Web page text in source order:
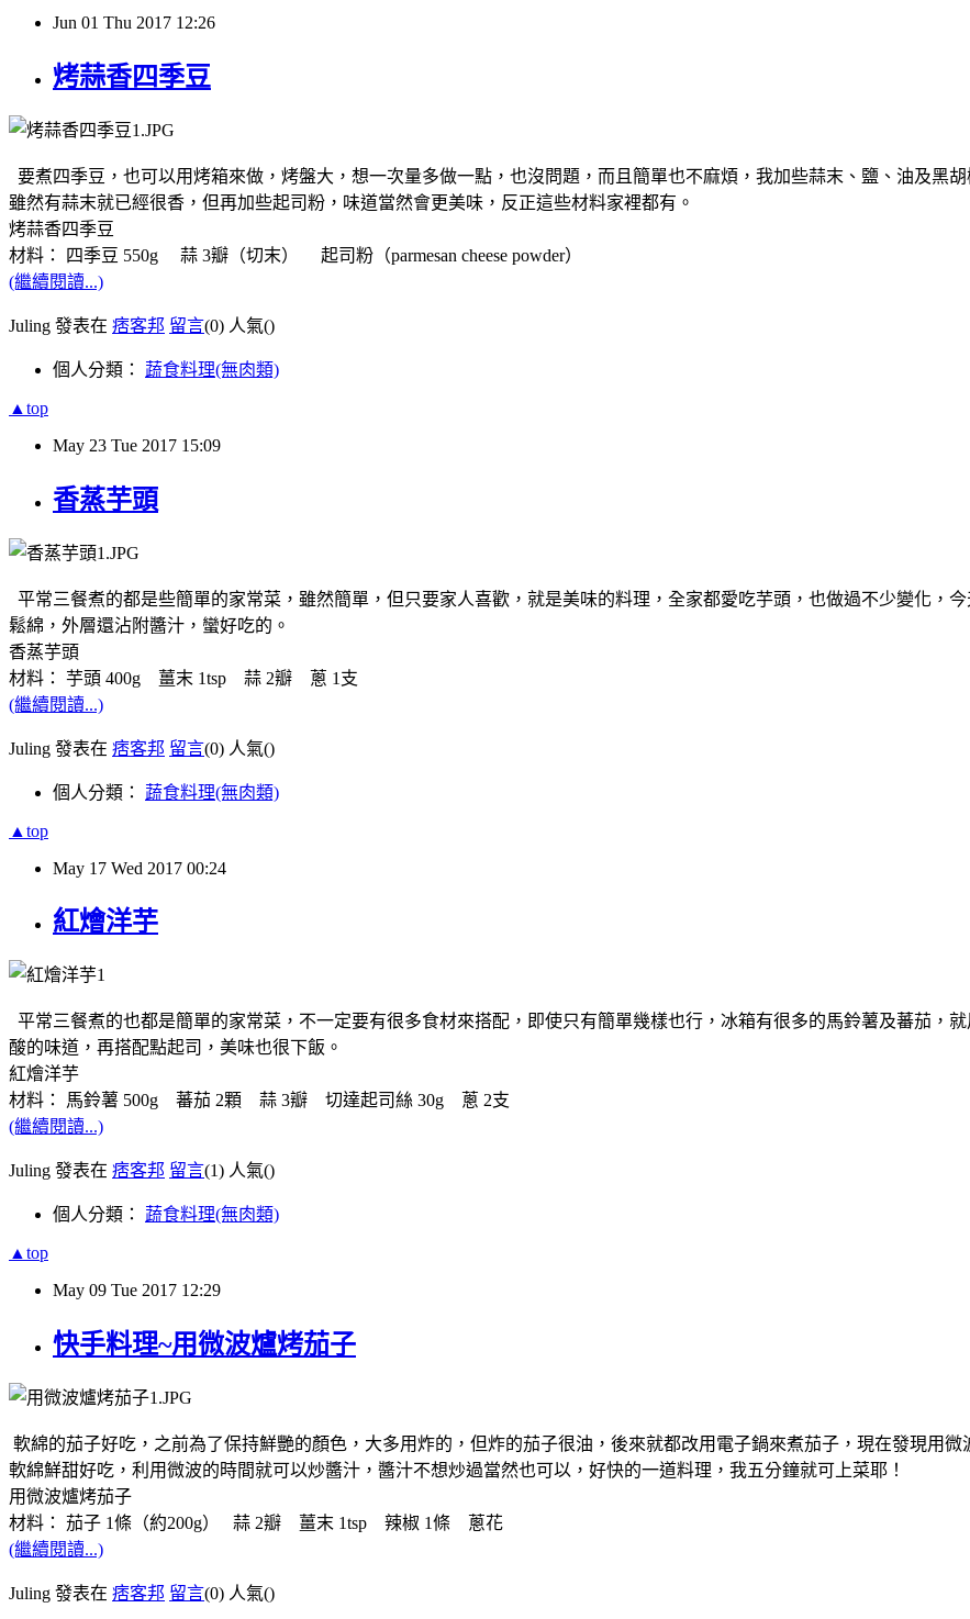
Jun 01 Thu 2017 12:26
烤蒜香四季豆
要煮四季豆，也可以用烤箱來做，烤盤大，想一次量多做一點，也沒問題，而且簡單也不麻煩，我加些蒜末、鹽、油及黑
雖然有蒜末就已經很香，但再加些起司粉，味道當然會更美味，反正這些材料家裡都有。
烤蒜香四季豆
材料： 四季豆 550g 蒜 3瓣（切末） 起司粉（parmesan cheese powder）
(繼續閱讀...)
Juling 發表在 痞客邦 留言(0) 人氣()
個人分類： 蔬食料理(無肉類)
▲top
May 23 Tue 2017 15:09
香蒸芋頭
平常三餐煮的都是些簡單的家常菜，雖然簡單，但只要家人喜歡，就是美味的料理，全家都愛吃芋頭，也做過不少變化，
鬆綿，外層還沾附醬汁，蠻好吃的。
香蒸芋頭
材料： 芋頭 400g 薑末 1tsp 蒜 2瓣 蔥 1支
(繼續閱讀...)
Juling 發表在 痞客邦 留言(0) 人氣()
個人分類： 蔬食料理(無肉類)
▲top
May 17 Wed 2017 00:24
紅燴洋芋
平常三餐煮的也都是簡單的家常菜，不一定要有很多食材來搭配，即使只有簡單幾樣也行，冰箱有很多的馬鈴薯及蕃茄，
酸的味道，再搭配點起司，美味也很下飯。
紅燴洋芋
材料： 馬鈴薯 500g 蕃茄 2顆 蒜 3瓣 切達起司絲 30g 蔥 2支
(繼續閱讀...)
Juling 發表在 痞客邦 留言(1) 人氣()
個人分類： 蔬食料理(無肉類)
▲top
May 09 Tue 2017 12:29
快手料理~用微波爐烤茄子
軟綿的茄子好吃，之前為了保持鮮艷的顏色，大多用炸的，但炸的茄子很油，後來就都改用電子鍋來煮茄子，現在發現用
軟綿鮮甜好吃，利用微波的時間就可以炒醬汁，醬汁不想炒過當然也可以，好快的一道料理，我五分鐘就可上菜耶！
用微波爐烤茄子
材料： 茄子 1條（約200g） 蒜 2瓣 薑末 1tsp 辣椒 1條 蔥花
(繼續閱讀...)
Juling 發表在 痞客邦 留言(0) 人氣()